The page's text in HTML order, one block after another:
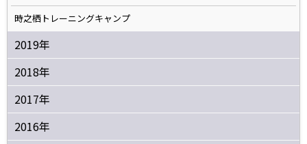
時之栖トレーニングキャンプ
2019年
2018年
2017年
2016年